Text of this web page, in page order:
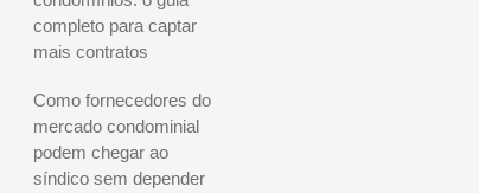
completo para captar
mais contratos
Como fornecedores do
mercado condominial
podem chegar ao
síndico sem depender